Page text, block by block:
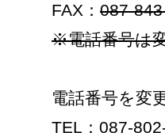
FAX： 087-
※電話番号は
電話番号を変
TEL：087-